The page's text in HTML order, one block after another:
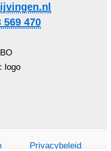
569 470
Privacybeleid